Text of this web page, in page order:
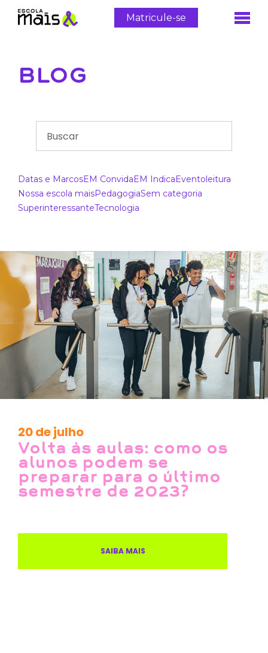
Matricule-se
BLOG
Datas e MarcosEM ConvidaEM IndicaEventoleitura
Nossa escola maisPedagogiaSem categoria
SuperinteressanteTecnologia
20 de julho
Volta às aulas: como os
alunos podem se
preparar para o último
semestre de 2023?
SAIBA MAIS